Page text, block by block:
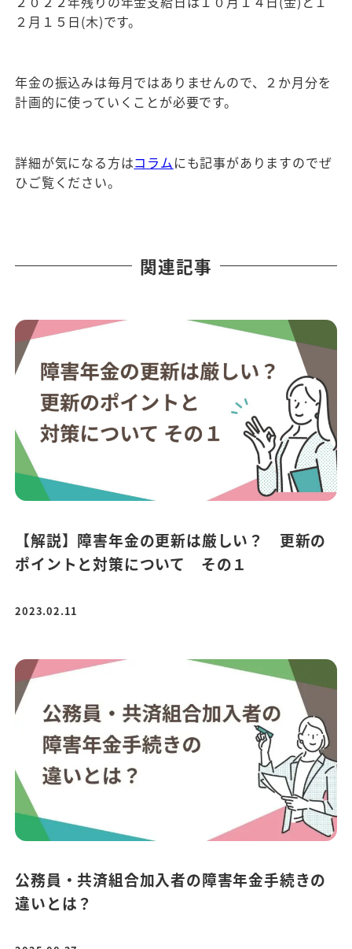
２月１５日(木)です。
年金の振込みは毎月ではありませんので、２か月分を
計画的に使っていくことが必要です。
詳細が気になる方はコラムにも記事がありますのでぜ
ひご覧ください。
関連記事
【解説】障害年金の更新は厳しい？ 更新の
ポイントと対策について その１
2023.02.11
公務員・共済組合加入者の障害年金手続きの
違いとは？